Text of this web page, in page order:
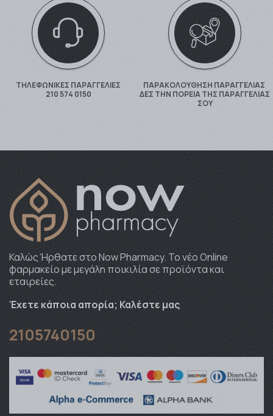
ΤΗΛΕΦΩΝΙΚΕΣ ΠΑΡΑΓΓΕΛΙΕΣ
210 574 0150
ΠΑΡΑΚΟΛΟΎΘΗΣΗ ΠΑΡΑΓΓΕΛΊΑΣ
ΔΕΣ ΤΗΝ ΠΟΡΕΊΑ ΤΗΣ ΠΑΡΑΓΓΕΛΊΑΣ
ΣΟΥ
Καλώς Ήρθατε στο Now Pharmacy. To νέο Online
φαρμακείο με μεγάλη ποικιλία σε προϊόντα και
εταιρείες.
Έχετε κάποια απορία; Καλέστε μας
2105740150